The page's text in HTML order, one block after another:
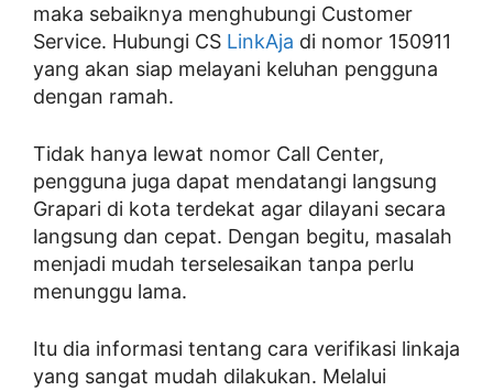
maka sebaiknya menghubungi Customer
Service. Hubungi CS LinkAja di nomor 150911
yang akan siap melayani keluhan pengguna
dengan ramah.
Tidak hanya lewat nomor Call Center,
pengguna juga dapat mendatangi langsung
Grapari di kota terdekat agar dilayani secara
langsung dan cepat. Dengan begitu, masalah
menjadi mudah terselesaikan tanpa perlu
menunggu lama.
Itu dia informasi tentang cara verifikasi linkaja
yang sangat mudah dilakukan. Melalui